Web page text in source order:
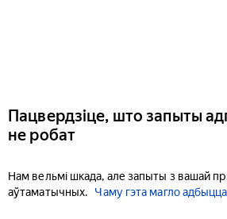
Пацвердзіце, што запыты
не робат
Нам вельмі шкада, але запыты з вашай
аўтаматычных.
Чаму гэта магло